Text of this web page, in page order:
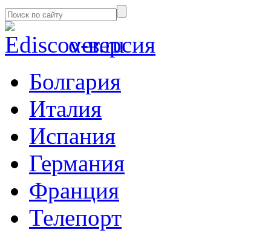
α-версия
Болгария
Италия
Испания
Германия
Франция
Телепорт